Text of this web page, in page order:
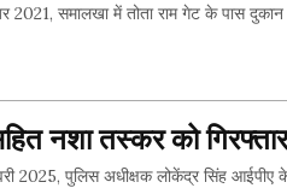
2021, समालखा में तोता राम गेट के पास
नशा तस्कर को
पुलिस अधीक्षक लोकेंद्र सिंह आईपीए के